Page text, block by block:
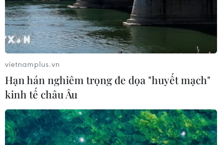
TIN CÙNG CHUYÊN MỤC
vietnamplus.vn
Hạn hán nghiêm trọng đe dọa "huyết mạch"
kinh tế châu Âu